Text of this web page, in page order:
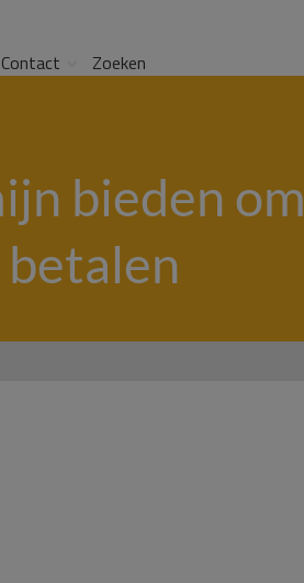
Contact Zoeken
bieden om